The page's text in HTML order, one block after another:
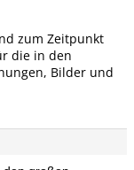
zum Zeitpunkt
die in den
Bilder und